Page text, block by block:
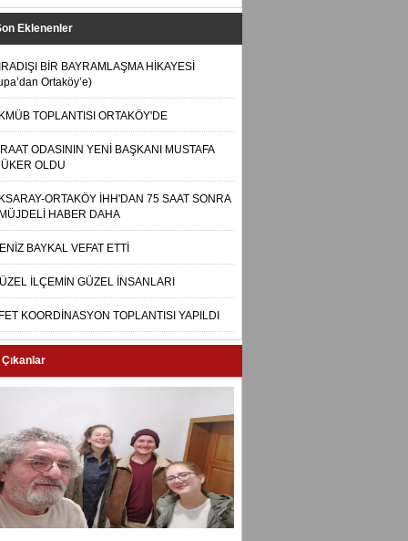
Eklenenler
BİR BAYRAMLAŞMA HİKAYESİ
Ortaköy’e)
TOPLANTISI ORTAKÖY'DE
ODASININ YENİ BAŞKANI MUSTAFA
OLDU
ORTAKÖY İHH'DAN 75 SAAT SONRA
HABER DAHA
BAYKAL VEFAT ETTİ
İLÇEMİN GÜZEL İNSANLARI
KOORDİNASYON TOPLANTISI YAPILDI